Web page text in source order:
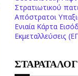
Στρατιωτικού
Απόστρατοι
Ενιαία Κάρτα
Εκμεταλλεύσεις